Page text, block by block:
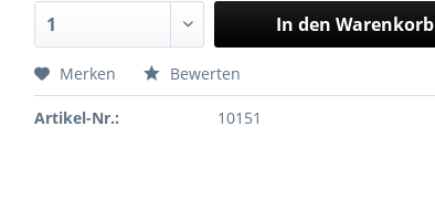
In den Warenkorb
Merken Bewerten
Artikel-Nr.: 10151